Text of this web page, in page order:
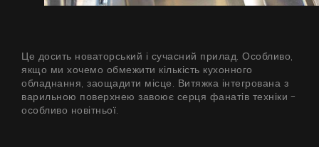
UA |RU
Це досить новаторський і сучасний прилад. Особливо,
якщо ми хочемо обмежити кількість кухонного
обладнання, заощадити місце. Витяжка інтегрована з
варильною поверхнею завоює серця фанатів техніки -
особливо новітньої.